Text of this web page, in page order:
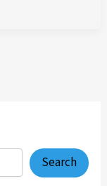
Search